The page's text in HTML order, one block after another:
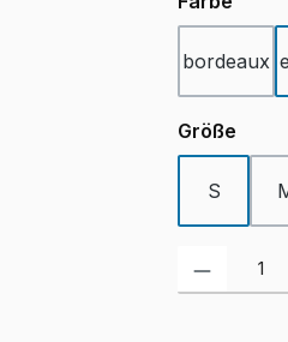
bordeaux
Größe
S
Produkt